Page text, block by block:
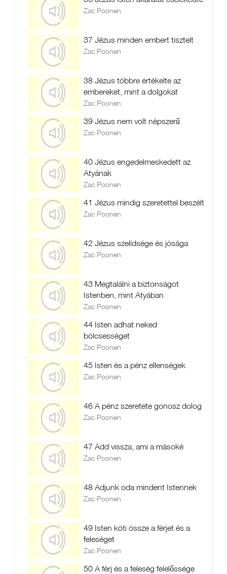
Zac Poonen
37 Jézus minden embert tisztelt
Zac Poonen
38 Jézus többre értékelte az
embereket, mint a dolgokat
Zac Poonen
39 Jézus nem volt népszerű
Zac Poonen
40 Jézus engedelmeskedett az
Atyának
Zac Poonen
41 Jézus mindig szeretettel beszélt
Zac Poonen
42 Jézus szelídsége és jósága
Zac Poonen
43 Megtalálni a biztonságot
Istenben, mint Atyában
Zac Poonen
44 Isten adhat neked
bölcsességet
Zac Poonen
45 Isten és a pénz ellenségek
Zac Poonen
46 A pénz szeretete gonosz dolog
Zac Poonen
47 Add vissza, ami a másoké
Zac Poonen
48 Adjunk oda mindent Istennek
Zac Poonen
49 Isten köti össze a férjet és a
feleséget
Zac Poonen
50 A férj és a feleség felelőssége